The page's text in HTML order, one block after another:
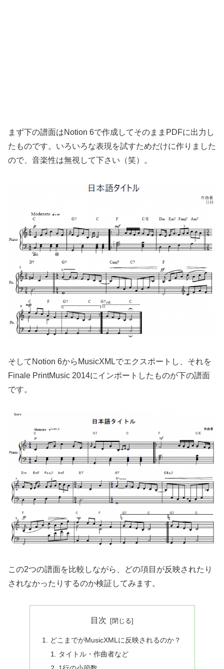
まず下の譜面はNotion 6で作成してそのままPDFに出力し
たものです。いろいろな表現を試すためだけに作りました
ので、音楽性は無視して下さい（笑）。
そしてNotion 6からMusicXMLでエクスポートし、それを
Finale PrintMusic 2014にインポートしたものが下の譜面
です。
この2つの譜面を比較しながら、どの項目が反映されたり
されなかったりするのか検証してみます。
目次
どこまでがMusicXMLに反映されるのか？
タイトル・作曲者など